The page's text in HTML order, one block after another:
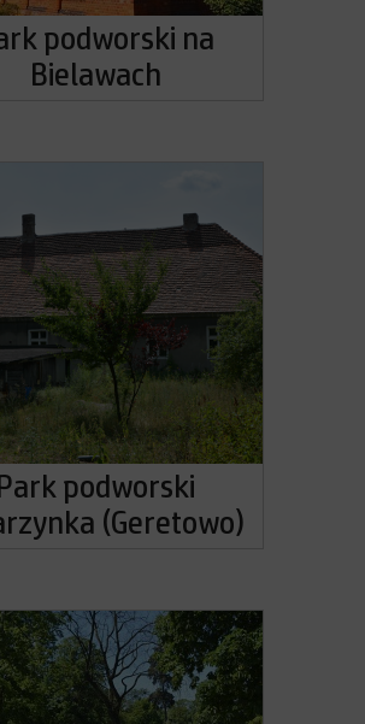
podworski na
Bielawach
Park podworski
(Geretowo)